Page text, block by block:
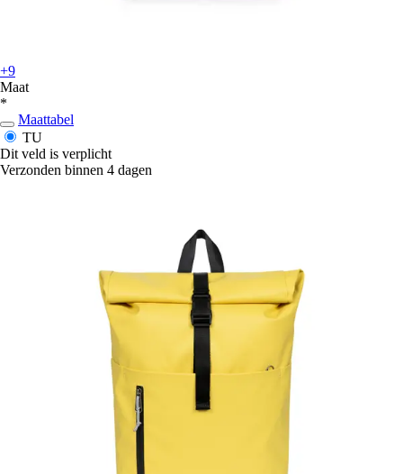
+9
Maat
*
Maattabel
TU
Dit veld is verplicht
Verzonden binnen 4 dagen